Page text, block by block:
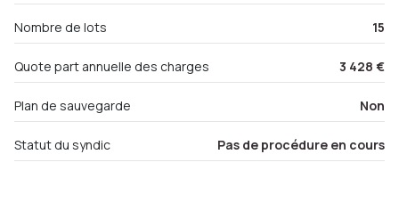
1 niveau(x)
1er étage
4 étage(s)
Nombre de lots 15
Quote part annuelle des charges 3 428 €
Plan de sauvegarde Non
Statut du syndic Pas de procédure en cours